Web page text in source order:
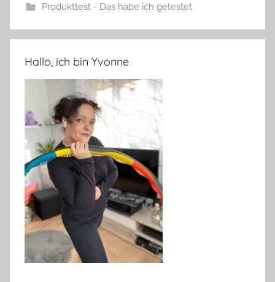
Produkttest - Das habe ich getestet
Hallo, ich bin Yvonne